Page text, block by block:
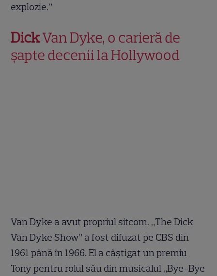
explozie.”
DickVan Dyke, o carieră de
șapte decenii la Hollywood
Van Dyke a avut propriul sitcom. „The Dick
Van Dyke Show” a fost difuzat pe CBS din
1961 până în 1966. El a câștigat un premiu
Tony pentru rolul său din musicalul „Bye-Bye